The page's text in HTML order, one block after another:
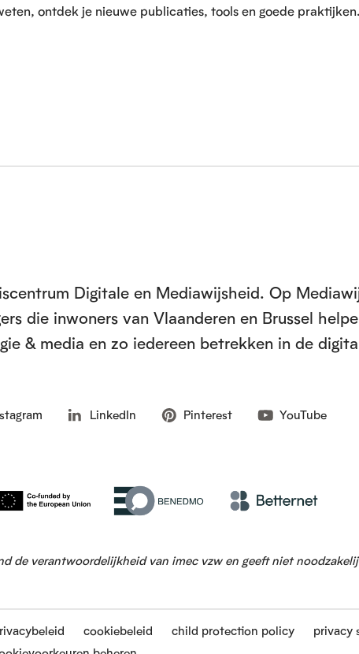
ontdek je nieuwe publicaties, tools en goede praktijken.
Digitale en Mediawijsheid. Op
die inwoners van Vlaanderen en Brussel
& media en zo iedereen betrekken in de
LinkedIn Pinterest YouTube
de verantwoordelijkheid van imec vzw en geeft niet
cookiebeleid child protection policy privacy